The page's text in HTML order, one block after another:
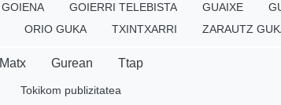
GOIENA GOIERRI TELEBISTA GUAIXE
ORIO GUKA TXINTXARRI ZARAUTZ
Matx Gurean Ttap
Tokikom publizitatea